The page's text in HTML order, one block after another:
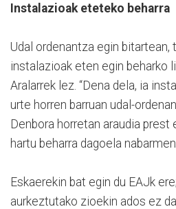
Instalazioak eteteko beharra
Udal ordenantza egin
instalazioak eten egin beharko
Aralarrek lez. “Dena dela, ia
urte horren barruan udal-
Denbora horretan araudia
hartu beharra dagoela
Eskaerekin bat egin du EAJk
aurkeztutako zioekin ados ez